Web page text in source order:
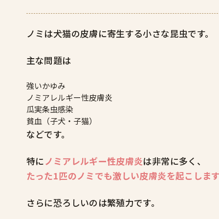
ノミは犬猫の皮膚に寄生する小さな昆虫です。
主な問題は
強いかゆみ
ノミアレルギー性皮膚炎
瓜実条虫感染
貧血（子犬・子猫）
などです。
特にノミアレルギー性皮膚炎は非常に多く、
たった1匹のノミでも激しい皮膚炎を起こしま
さらに恐ろしいのは繁殖力です。